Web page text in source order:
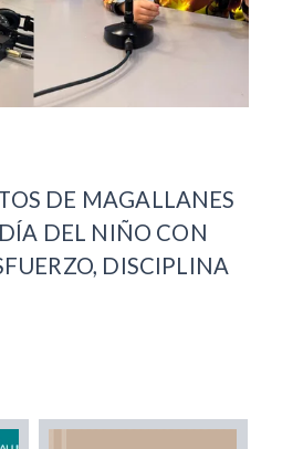
DE MAGALLANES
DEL NIÑO CON
DISCIPLINA